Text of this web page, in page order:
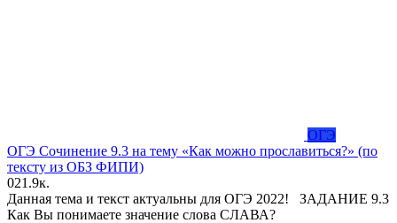
ОГЭ
ОГЭ Сочинение 9.3 на тему «Как можно прославиться?» (по
тексту из ОБЗ ФИПИ)
021.9к.
Данная тема и текст актуальны для ОГЭ 2022! ЗАДАНИЕ 9.3
Как Вы понимаете значение слова СЛАВА?